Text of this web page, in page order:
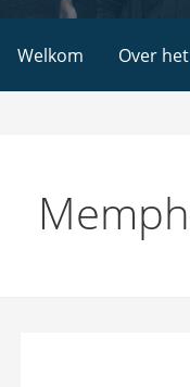
Welkom Over